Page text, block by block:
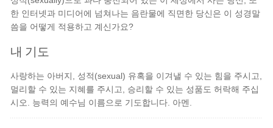
한 인터넷과 미디어에 넘쳐나는 음란물에 직면한 당신은 이 성경말
씀을 어떻게 적용하고 계신가요?
내 기도
사랑하는 아버지, 성적(sexual) 유혹을 이겨낼 수 있는 힘을 주시고,
멀리할 수 있는 지혜를 주시고, 승리할 수 있는 성품도 허락해 주십
시오. 능력의 예수님 이름으로 기도합니다. 아멘.